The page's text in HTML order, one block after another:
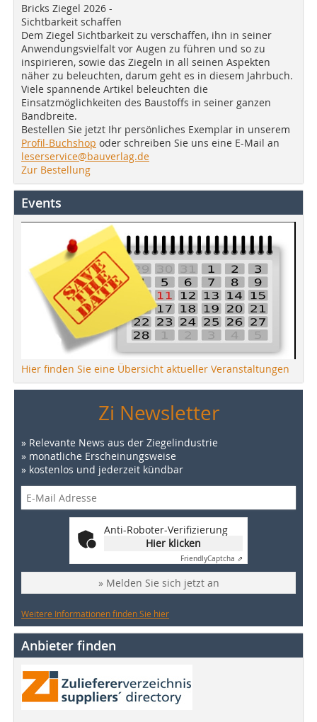
Bricks Ziegel 2026 -
Sichtbarkeit schaffen
Dem Ziegel Sichtbarkeit zu verschaffen, ihn in seiner
Anwendungsvielfalt vor Augen zu führen und so zu
inspirieren, sowie das Ziegeln in all seinen Aspekten
näher zu beleuchten, darum geht es in diesem Jahrbuch.
Viele spannende Artikel beleuchten die
Einsatzmöglichkeiten des Baustoffs in seiner ganzen
Bandbreite.
Bestellen Sie jetzt Ihr persönliches Exemplar in unserem
Profil-Buchshop oder schreiben Sie uns eine E-Mail an
leserservice@bauverlag.de
Zur Bestellung
Events
Hier finden Sie eine Übersicht aktueller Veranstaltungen
Zi Newsletter
» Relevante News aus der Ziegelindustrie
» monatliche Erscheinungsweise
» kostenlos und jederzeit kündbar
Anti-Roboter-Verifizierung
Hier klicken
FriendlyCaptcha ⇗
» Melden Sie sich jetzt an
Weitere Informationen finden Sie hier
Anbieter finden